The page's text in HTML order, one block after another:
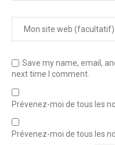
Save my name, email,
next time I comment.
Prévenez-moi de tous les
Prévenez-moi de tous les